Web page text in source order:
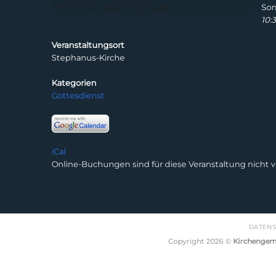
Veranstaltungsort
Stephanus-Kirche
Kategorien
Gottesdienst
iCal
Online-Buchungen sind für diese Veranstaltung nicht
Copyright 2026 ©